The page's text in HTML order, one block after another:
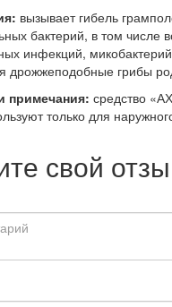
вызывает гибель
бактерий, в том числе
инфекций,
дрожжеподобные грибы
примечания: средство
только для
свой